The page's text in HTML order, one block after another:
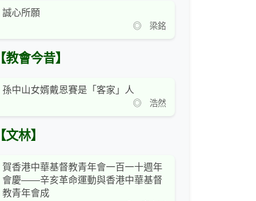
誠心所願
◎ 梁銘
【教會今昔】
孫中山女婿戴恩賽是「客家」人
◎ 浩然
【文林】
賀香港中華基督教青年會一百一十週年
會慶——辛亥革命運動與香港中華基督
教青年會成